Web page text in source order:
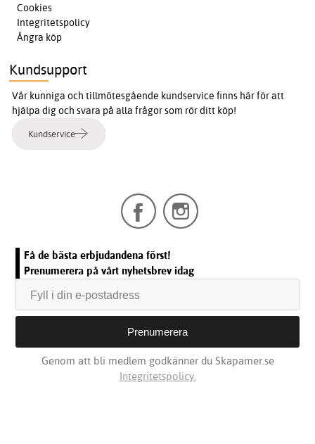
Cookies
Integritetspolicy
Ångra köp
Kundsupport
Vår kunniga och tillmötesgående kundservice finns här för att
hjälpa dig och svara på alla frågor som rör ditt köp!
Kundservice
Få de bästa erbjudandena först!
Prenumerera på vårt nyhetsbrev idag
Genom att bli medlem godkänner du Skapamer.se
Integritetspolicy.